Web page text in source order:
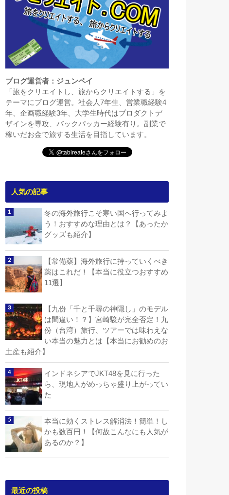
ブログ運営者：ジュンペイ
「旅をクリエイトし、旅からクリエイトする」を
テーマにブログ運営。社会人7年生、営業職経験4
年、企画職経験3年、大学生時代はプロダクトデ
ザインを専攻、バックパッカー経験有り。副業で
稼いだお金で旅する生活を目指しています。
人気の記事
冬の海外旅行こそ寒い国へ行ってみよ
う！おすすめな理由とは？【あったか
グッズも紹介】
【常備薬】海外旅行に持っていくべき
薬はこれだ！【本当に役立つおすすめ
11選】
【九份「千と千尋の神隠し」のモデル
は間違い！？】宮崎駿が完全否定！九
份（台湾）旅行、ツアーでは味わえな
い本当の魅力とは【本当にお勧めのお
土産も紹介】
インドネシアでJKT48を見に行った
ら、現地人がめっちゃ盛り上がってい
た
本当に効くストレス解消法！簡単！し
かも数百円！【何故こんなにも人気が
あるのか？】
最近の投稿